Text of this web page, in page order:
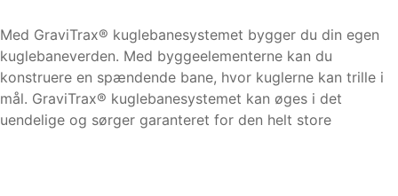
Med GraviTrax® kuglebanesystemet bygger du din egen
kuglebaneverden. Med byggeelementerne kan du
konstruere en spændende bane, hvor kuglerne kan trille i
mål. GraviTrax® kuglebanesystemet kan øges i det
uendelige og sørger garanteret for den helt store